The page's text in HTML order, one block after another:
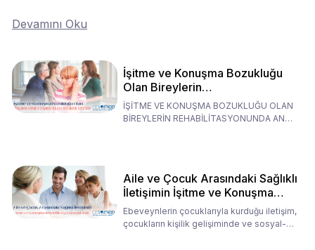
Devamını Oku
İşitme ve Konuşma Bozukluğu
Olan Bireylerin
Rehabilitasyonunda Ana
Babaların Tutumları
İŞİTME VE KONUŞMA BOZUKLUĞU OLAN
BİREYLERİN REHABİLİTASYONUNDA ANA
Aile ve Çocuk Arasındaki Sağlıklı
İletişimin İşitme ve Konuşma
Rehabilitasyonundaki Rolü
Ebeveynlerin çocuklarıyla kurduğu iletişim,
çocukların kişilik gelişiminde ve sosyal-